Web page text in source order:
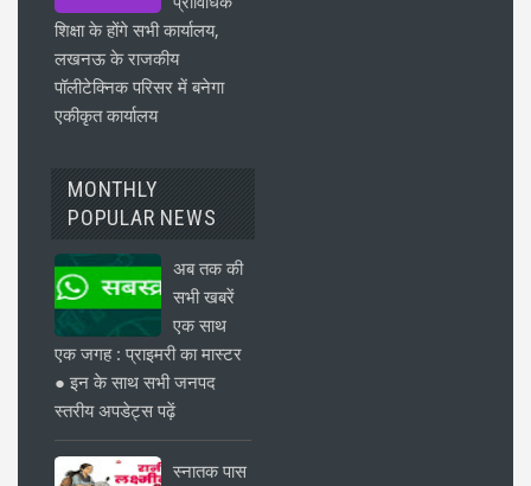
शिक्षा के होंगे सभी कार्यालय,
लखनऊ के राजकीय
पॉलीटेक्निक परिसर में बनेगा
एकीकृत कार्यालय
MONTHLY
POPULAR NEWS
अब तक की
सभी खबरें
एक साथ
एक जगह : प्राइमरी का मास्टर
● इन के साथ सभी जनपद
स्तरीय अपडेट्स पढ़ें
स्नातक पास